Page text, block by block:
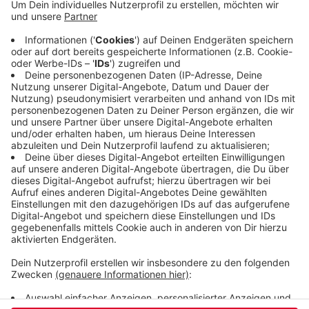
- bewaffnet mit einem Messer und einem
Fleischklopfer. Mit dem schlug er eine
Mitarbeiterin nieder. Verurteilt wurde er wegen
schweren Raubes und gefährlicher
Körperverletzung. Der Mann muss außerdem eine
Entziehungskur machen. Seine Beute bei dem
Überfall betrug 165 Euro.
Veröffentlicht:Dienstag, 24.11.2020 18:13
Anzeige
Anzeige